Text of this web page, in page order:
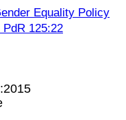
Equality Policy
125:22